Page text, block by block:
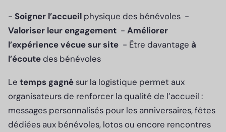
- Soigner l’accueil physique des bénévoles -
Valoriser leur engagement - Améliorer
l’expérience vécue sur site - Être davantage à
l’écoutedes bénévoles
Le temps gagné sur la logistique permet aux
organisateurs de renforcer la qualité de l’accueil :
messages personnalisés pour les anniversaires, fêtes
dédiées aux bénévoles, lotos ou encore rencontres